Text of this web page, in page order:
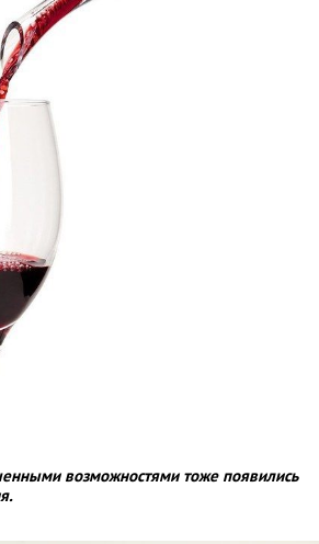
возможностями тоже появились